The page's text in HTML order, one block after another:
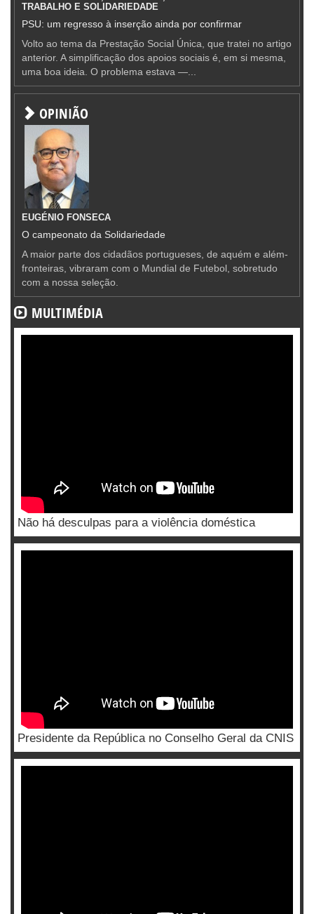
TRABALHO E SOLIDARIEDADE
PSU: um regresso à inserção ainda por confirmar
Volto ao tema da Prestação Social Única, que tratei no artigo
anterior. A simplificação dos apoios sociais é, em si mesma,
uma boa ideia. O problema estava —...
OPINIÃO
EUGÉNIO FONSECA
O campeonato da Solidariedade
A maior parte dos cidadãos portugueses, de aquém e além-
fronteiras, vibraram com o Mundial de Futebol, sobretudo
com a nossa seleção.
MULTIMÉDIA
Não há desculpas para a violência doméstica
Presidente da República no Conselho Geral da CNIS